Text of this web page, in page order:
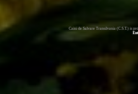
Caini de Salvare Transilvania (C.S.T.) is